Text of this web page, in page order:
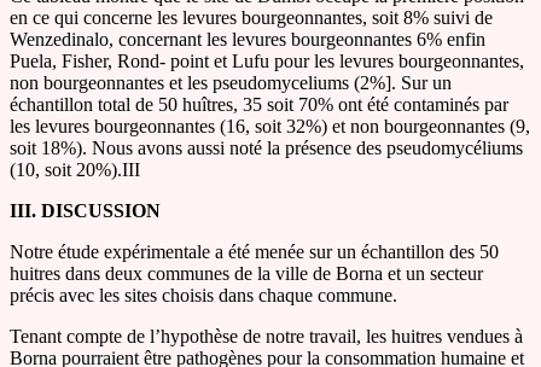
en ce qui concerne les levures bourgeonnantes, soit 8% suivi de
Wenzedinalo, concernant les levures bourgeonnantes 6% enfin
Puela, Fisher, Rond- point et Lufu pour les levures bourgeonnantes,
non bourgeonnantes et les pseudomyceliums (2%]. Sur un
échantillon total de 50 huîtres, 35 soit 70% ont été contaminés par
les levures bourgeonnantes (16, soit 32%) et non bourgeonnantes (9,
soit 18%). Nous avons aussi noté la présence des pseudomycéliums
(10, soit 20%).III
III. DISCUSSION
Notre étude expérimentale a été menée sur un échantillon des 50
huitres dans deux communes de la ville de Borna et un secteur
précis avec les sites choisis dans chaque commune.
Tenant compte de l’hypothèse de notre travail, les huitres vendues à
Borna pourraient être pathogènes pour la consommation humaine et